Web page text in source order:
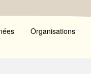
Organisations